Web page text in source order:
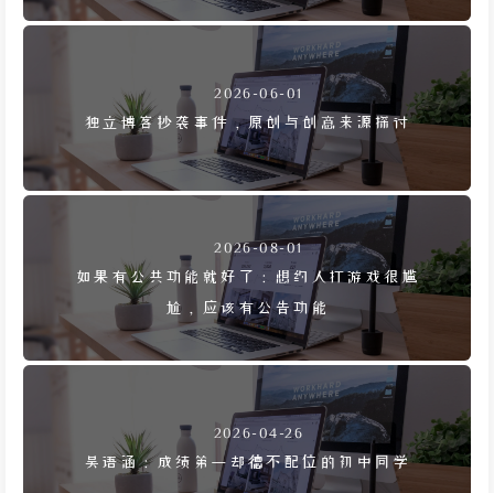
2026-06-01
独立博客抄袭事件，原创与创意来源探讨
2026-08-01
如果有公共功能就好了：想约人打游戏很尴
尬，应该有公告功能
2026-04-26
吴语涵：成绩第一却德不配位的初中同学